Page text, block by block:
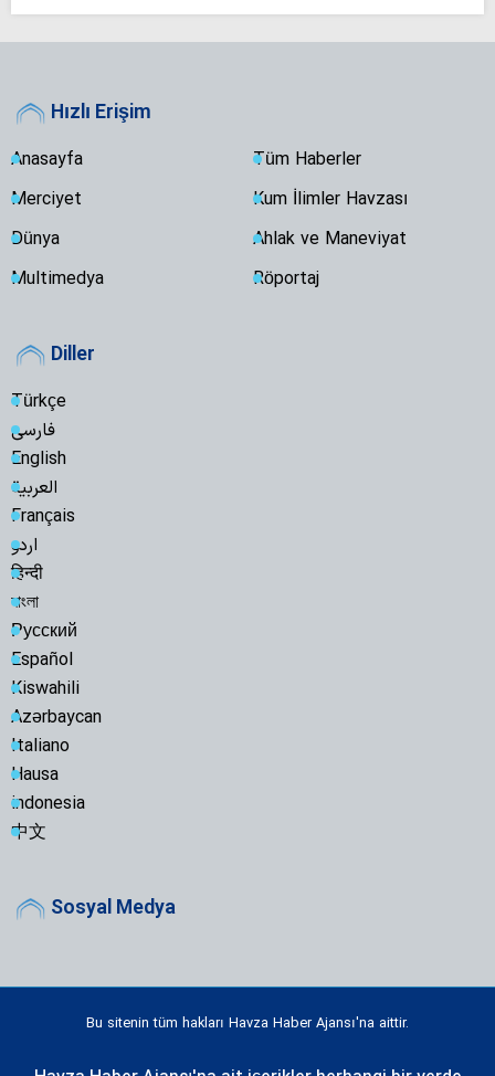
Hızlı Erişim
Anasayfa
Tüm Haberler
Merciyet
Kum İlimler Havzası
Dünya
Ahlak ve Maneviyat
Multimedya
Röportaj
Diller
Türkçe
فارسی
English
العربية
Français
اردو
हिन्दी
বাংলা
Русский
Español
Kiswahili
Azərbaycan
Italiano
Hausa
indonesia
中文
Sosyal Medya
Bu sitenin tüm hakları Havza Haber Ajansı'na aittir.